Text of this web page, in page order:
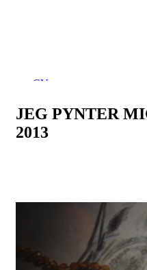
CV
Mit ansigt indadtil/udadtil
Kontakt og kalender
Translations
JEG PYNTER
2013